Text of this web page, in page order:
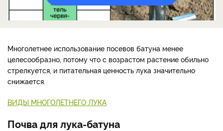
Многолетнее использование посевов батуна менее
целесообразно, потому что с возрастом растение обильно
стрелкуется, и питательная ценность лука значительно
снижается.
ВИДЫ МНОГОЛЕТНЕГО ЛУКА
Почва для лука-батуна